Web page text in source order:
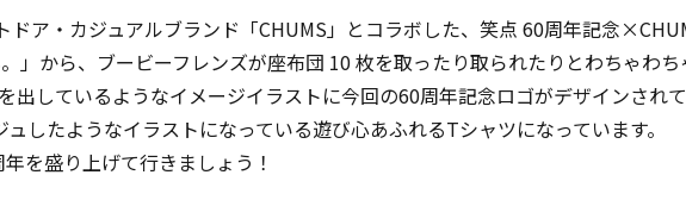
ア・カジュアルブランド「CHUMS」とコラボした、笑点 60周年記念
」から、ブービーフレンズが座布団 10 枚を取ったり取られたりとわちゃわ
出しているようなイメージイラストに今回の60周年記念ロゴがデザインされ
したようなイラストになっている遊び心あふれるTシャツになっています。
を盛り上げて行きましょう！